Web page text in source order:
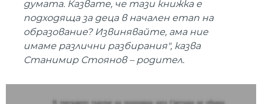
думата. Казвате, че тази книжка е
подходяща за деца в начален етап на
образование? Извинявайте, ама ние
имаме различни разбирания", казва
Станимир Стоянов – родител.